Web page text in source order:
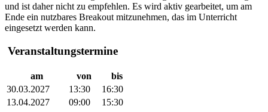
und ist daher nicht zu empfehlen. Es wird aktiv gearbeitet, um am
Ende ein nutzbares Breakout mitzunehmen, das im Unterricht
eingesetzt werden kann.
Veranstaltungstermine
am von
bis
30.03.2027
13:30
16:30
13.04.2027
09:00 15:30